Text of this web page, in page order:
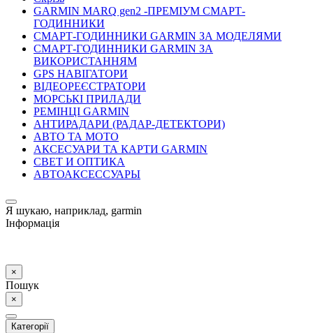
GARMIN MARQ gen2 -ПРЕМІУМ СМАРТ-
ГОДИННИКИ
СМАРТ-ГОДИННИКИ GARMIN ЗА МОДЕЛЯМИ
СМАРТ-ГОДИННИКИ GARMIN ЗА
ВИКОРИСТАННЯМ
GPS НАВІГАТОРИ
ВІДЕОРЕЄСТРАТОРИ
МОРСЬКІ ПРИЛАДИ
РЕМІНЦІ GARMIN
АНТИРАДАРИ (РАДАР-ДЕТЕКТОРИ)
АВТО ТА МОТО
АКСЕСУАРИ ТА КАРТИ GARMIN
СВЕТ И ОПТИКА
АВТОАКСЕССУАРЫ
Я шукаю, наприклад, garmin
Інформація
×
Пошук
×
Категорії